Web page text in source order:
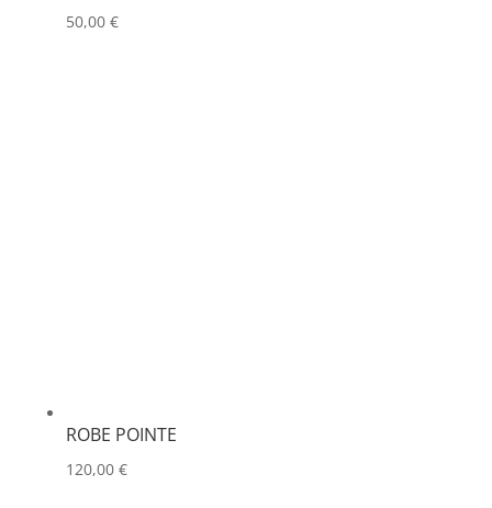
50,00 €
ROBE POINTE
120,00 €